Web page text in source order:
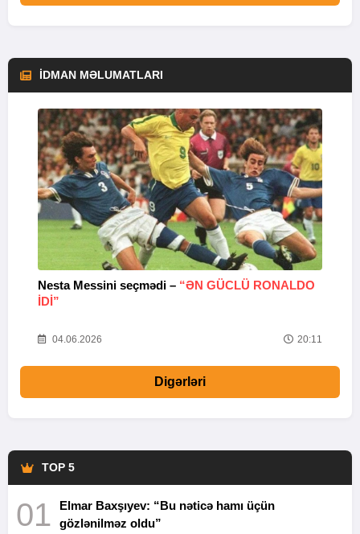
İDMAN MƏLUMATLARI
Nesta Messini seçmədi – “ƏN GÜCLÜ RONALDO
IDI”
04.06.2026 20:11
Digərləri
TOP 5
01
Elmar Baxşıyev: “Bu nəticə hamı üçün
gözlənilməz oldu”